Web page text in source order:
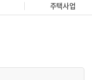
주택사업